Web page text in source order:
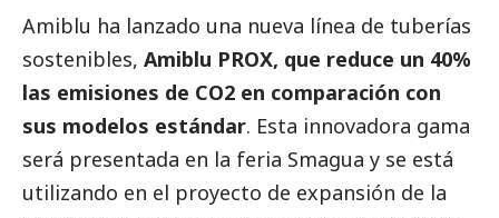
Amiblu ha lanzado una nueva línea de tuberías
sostenibles, Amiblu PROX, que reduce un 40%
las emisiones de CO2 en comparación con
sus modelos estándar. Esta innovadora gama
será presentada en la feria Smagua y se está
utilizando en el proyecto de expansión de la